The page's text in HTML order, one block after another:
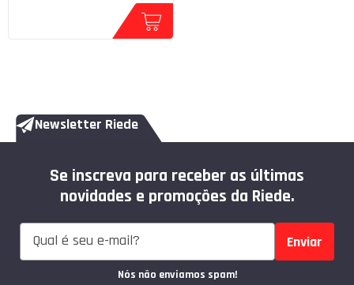
Newsletter Riede
Se inscreva para receber as últimas
novidades e promoções da Riede.
Enviar
Nós não enviamos spam!